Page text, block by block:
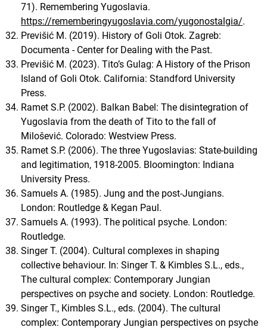
71). Remembering Yugoslavia.
https://rememberingyugoslavia.com/yugonostalgia/.
Previšić M. (2019). History of Goli Otok. Zagreb:
Documenta - Center for Dealing with the Past.
Previšić M. (2023). Tito’s Gulag: A History of the Prison
Island of Goli Otok. California: Standford University
Press.
Ramet S.P. (2002). Balkan Babel: The disintegration of
Yugoslavia from the death of Tito to the fall of
Milošević. Colorado: Westview Press.
Ramet S.P. (2006). The three Yugoslavias: State-building
and legitimation, 1918-2005. Bloomington: Indiana
University Press.
Samuels A. (1985). Jung and the post-Jungians.
London: Routledge & Kegan Paul.
Samuels A. (1993). The political psyche. London:
Routledge.
Singer T. (2004). Cultural complexes in shaping
collective behaviour. In: Singer T. & Kimbles S.L., eds.,
The cultural complex: Contemporary Jungian
perspectives on psyche and society. London: Routledge.
Singer T., Kimbles S.L., eds. (2004). The cultural
complex: Contemporary Jungian perspectives on psyche